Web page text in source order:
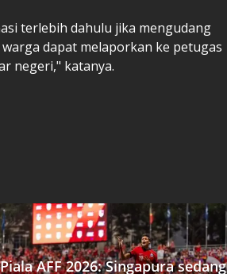
terlebih dahulu jika mengudang
dapat melaporkan ke petugas
negeri," katanya.
Piala AFF 2026: Singapura sedang